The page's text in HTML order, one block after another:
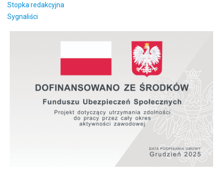
Stopka redakcyjna
Sygnaliści